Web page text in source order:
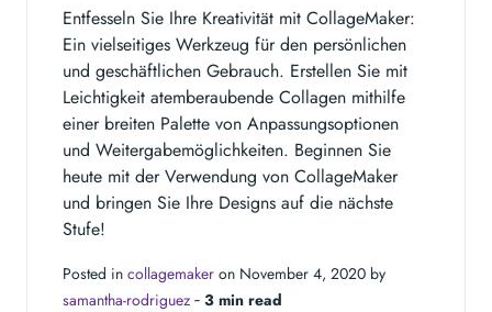
Entfesseln Sie Ihre Kreativität mit CollageMaker:
Ein vielseitiges Werkzeug für den persönlichen
und geschäftlichen Gebrauch. Erstellen Sie mit
Leichtigkeit atemberaubende Collagen mithilfe
einer breiten Palette von Anpassungsoptionen
und Weitergabemöglichkeiten. Beginnen Sie
heute mit der Verwendung von CollageMaker
und bringen Sie Ihre Designs auf die nächste
Stufe!
Posted in collagemaker on November 4, 2020 by
samantha-rodriguez ‐ 3 min read